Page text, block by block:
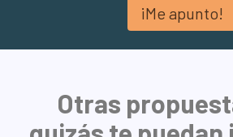
¡Me apunto!
Otras